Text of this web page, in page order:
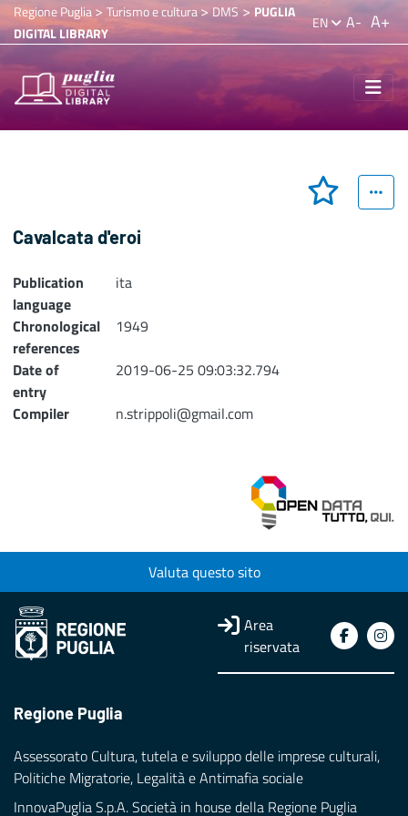
Regione Puglia> Turismo e cultura>DMS > PUGLIA
DIGITAL LIBRARY
EN A- A+
Cavalcata d'eroi
Publication
language
ita
Chronological
references
1949
Date of
entry
2019-06-25 09:03:32.794
Compiler
n.strippoli@gmail.com
Valuta questo sito
Area
riservata
Regione Puglia
Assessorato Cultura, tutela e sviluppo delle imprese culturali,
Politiche Migratorie, Legalità e Antimafia sociale
InnovaPuglia S.p.A. Società in house della Regione Puglia